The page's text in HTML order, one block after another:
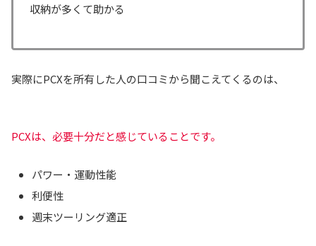
収納が多くて助かる
実際にPCXを所有した人の口コミから聞こえてくるのは、
PCXは、必要十分だと感じていることです。
パワー・運動性能
利便性
週末ツーリング適正